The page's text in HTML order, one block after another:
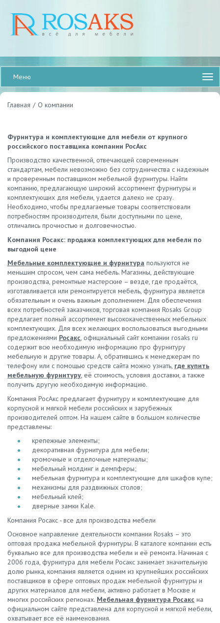
Меню
Главная / О компании
Фурнитура и комплектующие для мебели от крупного
российского поставщика компании РосАкс
Производство качественной, отвечающей современным
стандартам, мебели невозможно без сотрудничества с надежным
и проверенным поставщиком мебельной фурнитуры. Найти
компанию, предлагающую широкий ассортимент фурнитуры и
комплектующих для мебели, удается далеко не сразу.
Необходимо, чтобы предлагаемые товары соответствовали
потребностям производителя, были доступными по цене,
отличались прочностью и долговечностью.
Компания Росакс: продажа комплектующих для мебели по
выгодной цене
Мебельные комплектующие и фурнитура пользуются не
меньшим спросом, чем сама мебель. Магазины, действующие
производства, ремонтные мастерские – везде, где продаётся,
изготавливается или ремонтируется мебель, фурнитура является
обязательным и очень важным дополнением. Для обеспечения
всех потребностей заказчиков, торговая компания Rosaks Group
предлагает полный ассортимент высококачественных мебельных
комплектующих. Для всех желающих воспользоваться выгодными
предложениями Росакс, официальный сайт компании rosaks ru
содержит всю необходимую информацию про фурнитуру
мебельную и другие товары. А, обратившись к менеджерам по
телефону или с помощью средств сайта можно узнать, где купить
мебельную фурнитуру, её стоимость, условия доставки, а также
получить другую необходимую информацию.
Компания РосАкс предлагает фурнитуру и комплектующие для
корпусной и мягкой мебели российских и зарубежных
производителей оптом. На нашем сайте в большом количестве
представлены:
крепежные элементы;
декоративная фурнитура для мебели;
кромочные и отделочные материалы;
мебельный молдинг и демпферы;
мебельная фурнитура и комплектующие для шкафов купе;
механизмы для раздвижных столов;
мебельный клей;
дверные замки Kale.
Компания Росакс - все для производства мебели
Основное направление деятельности компании Rosaks – это
оптовая продажа мебельной фурнитуры. В каталоге компании есть
буквально все для производства мебели и её ремонта. Начиная с
2006 года, фурнитура для мебели Росакс занимает значительную
долю рынка, компания является одним из крупнейших российских
поставщиков в сфере оптовых продаж мебельной фурнитуры и
других материалов для мебели, активно работает в Москве и
многих российских регионах. Мебельная фурнитура Росакс на
официальном сайте представлена для корпусной и мягкой мебели,
охватывает все её наименования.